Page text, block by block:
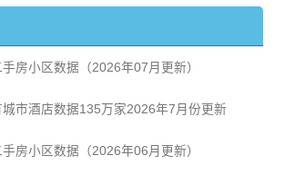
房小区数据（2026年07月更新）
市酒店数据135万家2026年7月份更新
房小区数据（2026年06月更新）